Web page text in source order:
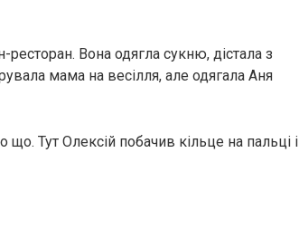
Вона одягла сукню, дістала з
мама на весілля, але одягала Аня
Тут Олексій побачив кільце на пальці і